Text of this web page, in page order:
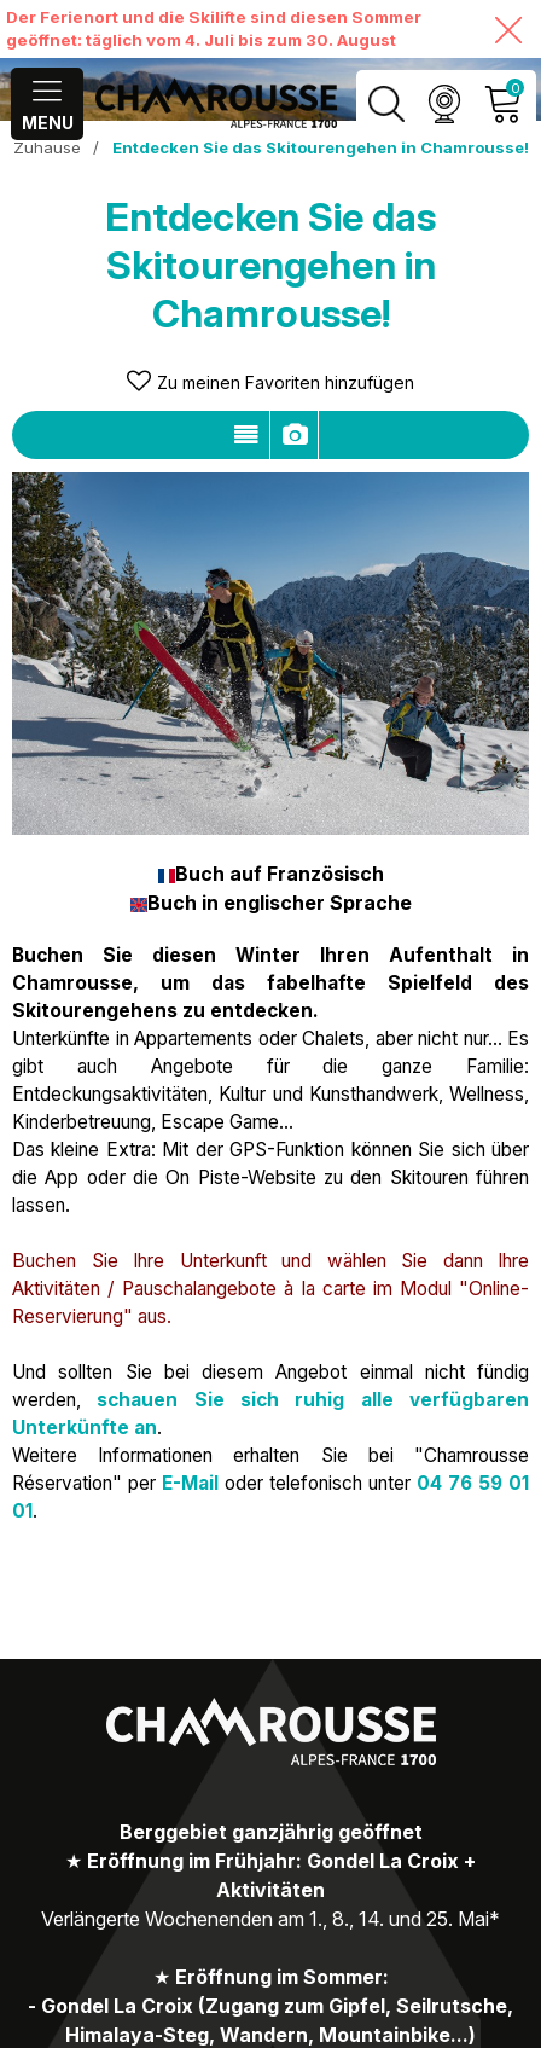
Der Ferienort und die Skilifte sind diesen Sommer
geöffnet: täglich vom 4. Juli bis zum 30. August
MENU
0
MEIN KONTO
MEINEN WARENKORB
Zuhause / Entdecken Sie das Skitourengehen in Chamrousse!
Entdecken Sie das
Skitourengehen in
Chamrousse!
Zu meinen Favoriten hinzufügen
Buch auf Französisch
Buch in englischer Sprache
Buchen Sie diesen Winter Ihren Aufenthalt in
Chamrousse, um das fabelhafte Spielfeld des
Skitourengehens zu entdecken.
Unterkünfte in Appartements oder Chalets, aber nicht nur... Es
gibt auch Angebote für die ganze Familie:
Entdeckungsaktivitäten, Kultur und Kunsthandwerk, Wellness,
Kinderbetreuung, Escape Game...
Das kleine Extra: Mit der GPS-Funktion können Sie sich über
die App oder die On Piste-Website zu den Skitouren führen
lassen.
Buchen Sie Ihre Unterkunft und wählen Sie dann Ihre
Aktivitäten / Pauschalangebote à la carte im Modul "Online-
Reservierung" aus.
Und sollten Sie bei diesem Angebot einmal nicht fündig
werden, schauen Sie sich ruhig alle verfügbaren
Unterkünfte an.
Weitere Informationen erhalten Sie bei "Chamrousse
Réservation" per E-Mail oder telefonisch unter 04 76 59 01
01.
Berggebiet ganzjährig geöffnet
★ Eröffnung im Frühjahr: Gondel La Croix +
Aktivitäten
Verlängerte Wochenenden am 1., 8., 14. und 25. Mai*
★ Eröffnung im Sommer:
- Gondel La Croix (Zugang zum Gipfel, Seilrutsche,
Himalaya-Steg, Wandern, Mountainbike...)